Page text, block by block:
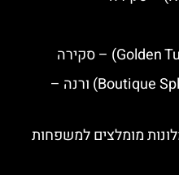
מלון ספלנדיד (Boutique Splendid Hotel) ורנה –
מומלצים למשפחות